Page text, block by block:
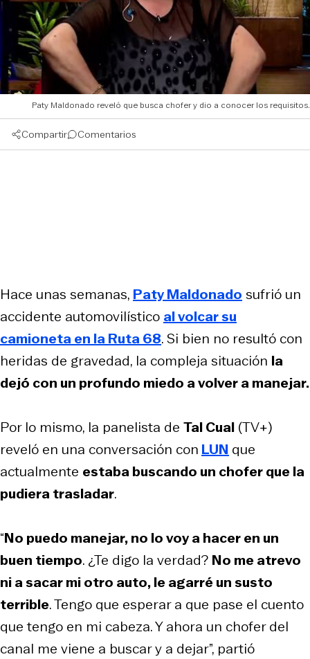
Paty Maldonado reveló que busca chofer y dio a conocer los requisitos.
Compartir Comentarios
Hace unas semanas, Paty Maldonado sufrió un
accidente automovilístico al volcar su
camioneta en la Ruta 68. Si bien no resultó con
heridas de gravedad, la compleja situación la
dejó con un profundo miedo a volver a manejar.
Por lo mismo, la panelista de Tal Cual (TV+)
reveló en una conversación con LUN que
actualmente estaba buscando un chofer que la
pudiera trasladar.
“No puedo manejar, no lo voy a hacer en un
buen tiempo. ¿Te digo la verdad? No me atrevo
ni a sacar mi otro auto, le agarré un susto
terrible. Tengo que esperar a que pase el cuento
que tengo en mi cabeza. Y ahora un chofer del
canal me viene a buscar y a dejar”, partió